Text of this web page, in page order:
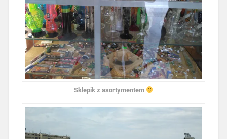
Sklepik z asortymentem